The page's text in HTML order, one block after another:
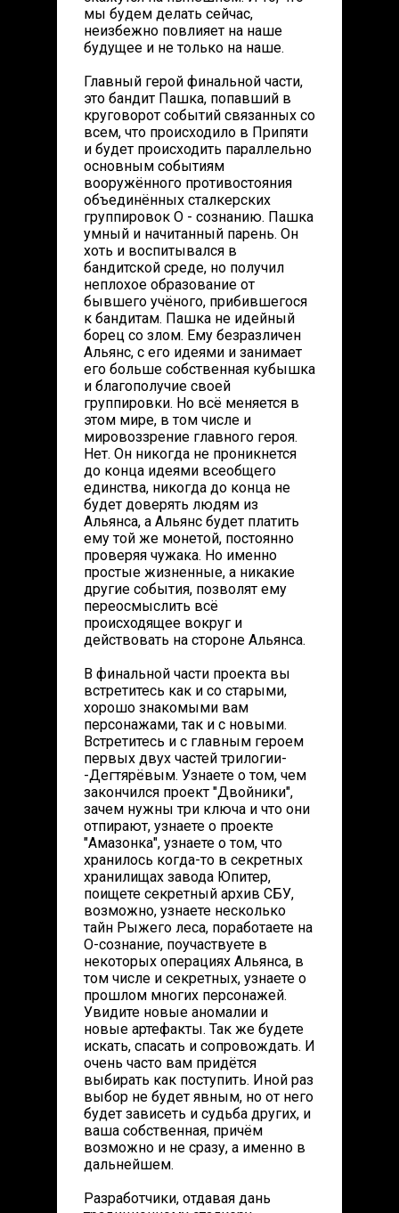
мы будем делать сейчас,
неизбежно повлияет на наше
будущее и не только на наше.
Главный герой финальной части,
это бандит Пашка, попавший в
круговорот событий связанных со
всем, что происходило в Припяти
и будет происходить параллельно
основным событиям
вооружённого противостояния
объединённых сталкерских
группировок О - сознанию. Пашка
умный и начитанный парень. Он
хоть и воспитывался в
бандитской среде, но получил
неплохое образование от
бывшего учёного, прибившегося
к бандитам. Пашка не идейный
борец со злом. Ему безразличен
Альянс, с его идеями и занимает
его больше собственная кубышка
и благополучие своей
группировки. Но всё меняется в
этом мире, в том числе и
мировоззрение главного героя.
Нет. Он никогда не проникнется
до конца идеями всеобщего
единства, никогда до конца не
будет доверять людям из
Альянса, а Альянс будет платить
ему той же монетой, постоянно
проверяя чужака. Но именно
простые жизненные, а никакие
другие события, позволят ему
переосмыслить всё
происходящее вокруг и
действовать на стороне Альянса.
В финальной части проекта вы
встретитесь как и со старыми,
хорошо знакомыми вам
персонажами, так и с новыми.
Встретитесь и с главным героем
первых двух частей трилогии-
-Дегтярёвым. Узнаете о том, чем
закончился проект "Двойники",
зачем нужны три ключа и что они
отпирают, узнаете о проекте
"Амазонка", узнаете о том, что
хранилось когда-то в секретных
хранилищах завода Юпитер,
поищете секретный архив СБУ,
возможно, узнаете несколько
тайн Рыжего леса, поработаете на
О-сознание, поучаствуете в
некоторых операциях Альянса, в
том числе и секретных, узнаете о
прошлом многих персонажей.
Увидите новые аномалии и
новые артефакты. Так же будете
искать, спасать и сопровождать. И
очень часто вам придётся
выбирать как поступить. Иной раз
выбор не будет явным, но от него
будет зависеть и судьба других, и
ваша собственная, причём
возможно и не сразу, а именно в
дальнейшем.
Разработчики, отдавая дань